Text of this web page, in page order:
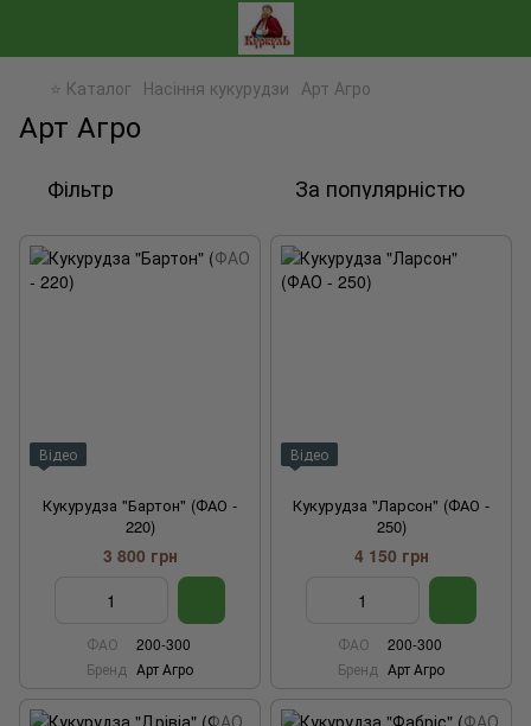
⭐ Каталог Насіння кукурудзи Арт Агро
Арт Агро
Фільтр За популярністю
Відео
Кукурудза "Бартон" (ФАО -
220)
3 800 грн
ФАО
200-300
Бренд Арт Агро
Відео
Кукурудза "Ларсон" (ФАО -
250)
4 150 грн
ФАО
200-300
Бренд Арт Агро